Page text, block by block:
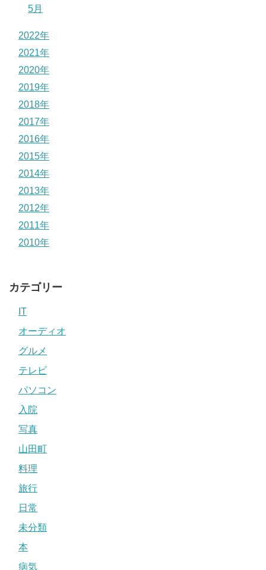
5月
2022年
2021年
2020年
2019年
2018年
2017年
2016年
2015年
2014年
2013年
2012年
2011年
2010年
カテゴリー
IT
オーディオ
グルメ
テレビ
パソコン
入院
写真
山田町
料理
旅行
日常
未分類
本
病気